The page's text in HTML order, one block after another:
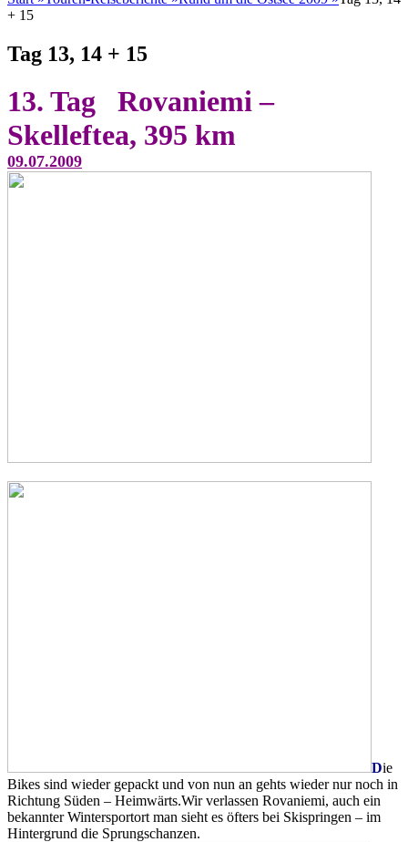
+ 15
Tag 13, 14 + 15
13. Tag Rovaniemi –
Skelleftea, 395 km
09.07.2009
Die
Bikes sind wieder gepackt und von nun an gehts wieder nur noch in
Richtung Süden – Heimwärts.Wir verlassen Rovaniemi, auch ein
bekannter Wintersportort man sieht es öfters bei Skispringen – im
Hintergrund die Sprungschanzen.